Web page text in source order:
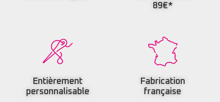
89€*
Entièrement
personnalisable
Fabrication
française